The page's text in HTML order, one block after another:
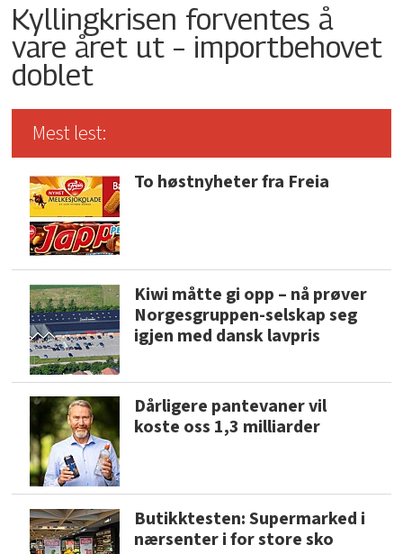
Kyllingkrisen forventes å
vare året ut – importbehovet
doblet
Mest lest:
To høstnyheter fra Freia
Kiwi måtte gi opp – nå prøver
Norgesgruppen-selskap seg
igjen med dansk lavpris
Dårligere pantevaner vil
koste oss 1,3 milliarder
Butikktesten: Supermarked i
nærsenter i for store sko